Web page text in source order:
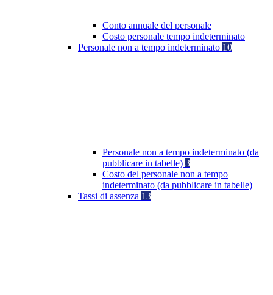
Conto annuale del personale
Costo personale tempo indeterminato
Personale non a tempo indeterminato 10
Personale non a tempo indeterminato (da
pubblicare in tabelle) 3
Costo del personale non a tempo
indeterminato (da pubblicare in tabelle)
Tassi di assenza 13